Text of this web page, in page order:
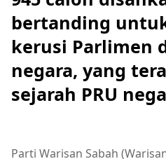
bertanding
kerusi Parlimen
negara, yang
sejarah PRU
Parti Warisan Sabah